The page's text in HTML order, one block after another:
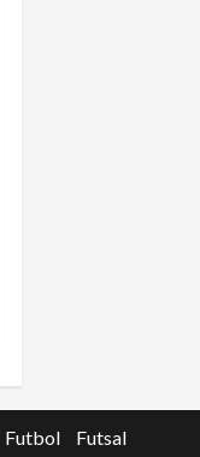
Futbol
Futsal